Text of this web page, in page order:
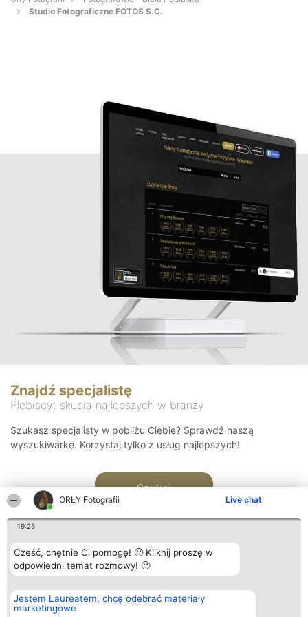
ORŁY Fotografii Live chat
19:25
Cześć, chętnie Ci pomogę! 🙂 Kliknij proszę w
odpowiedni temat rozmowy! 🙂
Jestem Laureatem, chcę odebrać materiały
marketingowe
Studio Fotograficzne FOTOS S.C.
Znajdź specjalistę
Plebiscyt skupia najlepszych w branży
Szukasz specjalisty w pobliżu Ciebie? Sprawdź naszą
wyszukiwarkę. Korzystaj tylko z usług najlepszych!
Szukaj
Organizator plebiscytu
Bright Side Solutions sp. z o.
o. sp. k.
Plebiscyt
Laureaci
Kontakt
Kontakt